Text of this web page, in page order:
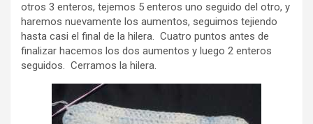
otros 3 enteros, tejemos 5 enteros uno seguido del otro, y
haremos nuevamente los aumentos, seguimos tejiendo
hasta casi el final de la hilera. Cuatro puntos antes de
finalizar hacemos los dos aumentos y luego 2 enteros
seguidos. Cerramos la hilera.